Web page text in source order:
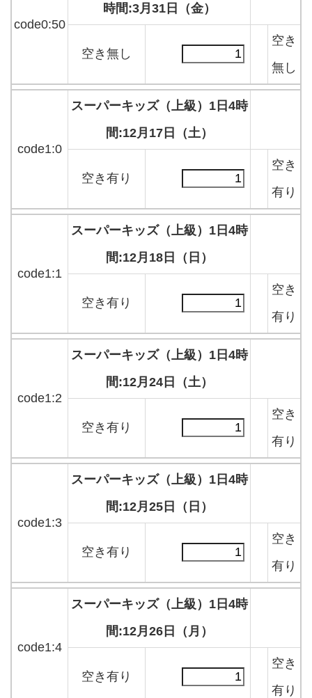
code0:50
時間:3月31日（金）
空き無し
空き
無し
code1:0
スーパーキッズ（上級）1日4時
間:12月17日（土）
空き有り
空き
有り
code1:1
スーパーキッズ（上級）1日4時
間:12月18日（日）
空き有り
空き
有り
code1:2
スーパーキッズ（上級）1日4時
間:12月24日（土）
空き有り
空き
有り
code1:3
スーパーキッズ（上級）1日4時
間:12月25日（日）
空き有り
空き
有り
code1:4
スーパーキッズ（上級）1日4時
間:12月26日（月）
空き有り
空き
有り